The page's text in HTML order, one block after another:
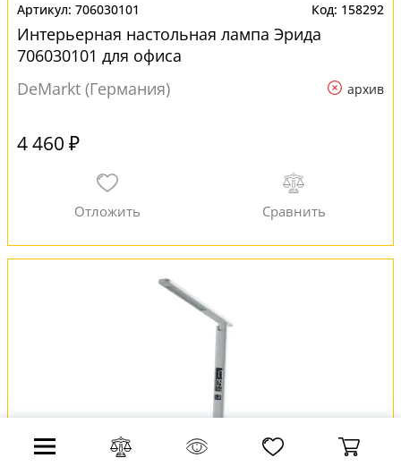
706030101 158292
Интерьерная настольная лампа Эрида
706030101 для офиса
DeMarkt (Германия)
архив
4 460 ₽